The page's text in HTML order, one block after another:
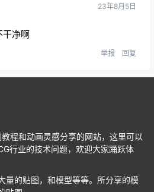
23年8月5日
干净啊
举报 回复
程和动画灵感分享的网站，这里可以
行业的技术问题，欢迎大家踊跃体
量的贴图，和模型等等。所分享的模